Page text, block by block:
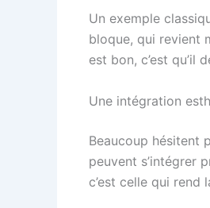
Un exemple
bloque, qui revient
est bon, c’est qu’il
Une intégration
Beaucoup hésitent
peuvent s’intégrer
c’est celle qui rend